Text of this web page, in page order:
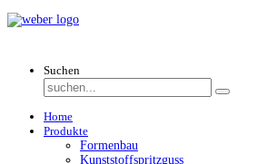
Suchen
Home
Produkte
Formenbau
Kunststoffspritzguss